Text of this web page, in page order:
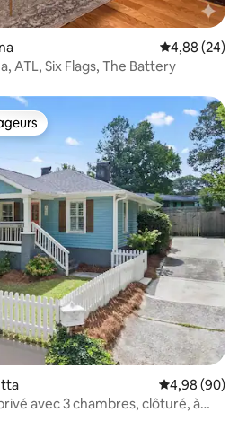
Évaluation
4,88 (24)
ATL, Six Flags, The Battery
les plus appréciés
Évaluation
4,98 (90)
avec 3 chambres, clôturé, à